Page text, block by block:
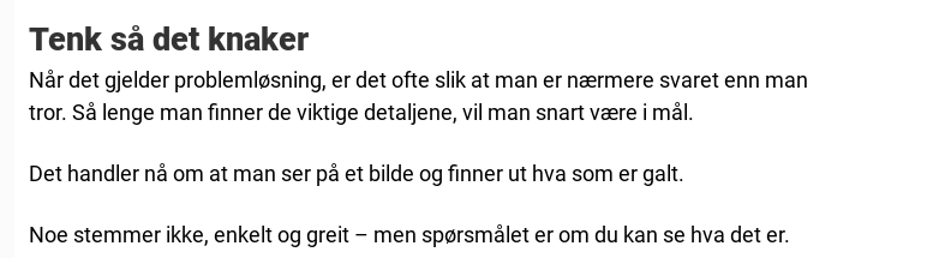
Tenk så det knaker
Når det gjelder problemløsning, er det ofte slik at man er nærmere svaret enn man
tror. Så lenge man finner de viktige detaljene, vil man snart være i mål.
Det handler nå om at man ser på et bilde og finner ut hva som er galt.
Noe stemmer ikke, enkelt og greit – men spørsmålet er om du kan se hva det er.